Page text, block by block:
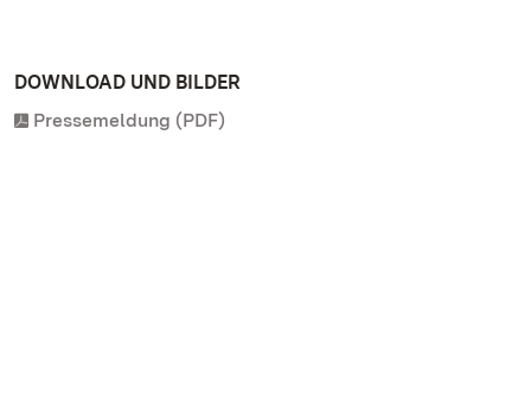
DOWNLOAD UND BILDER
Pressemeldung (PDF)